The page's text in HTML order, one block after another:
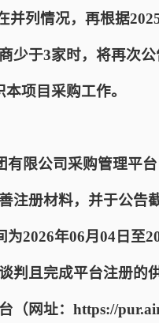
并列情况，再根据
少于3家时，将再次
项目采购工作。
有限公司采购管理平
注册材料，并于公告
2026年06月04日至
判且完成平台注册的
（网址：https://